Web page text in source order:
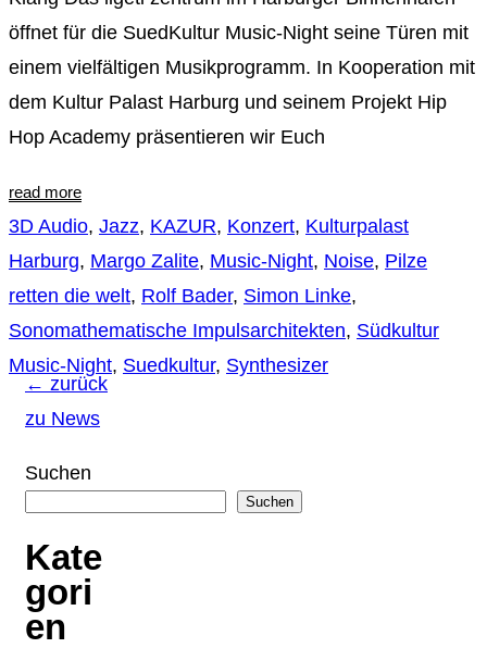
öffnet für die SuedKultur Music-Night seine Türen mit
einem vielfältigen Musikprogramm. In Kooperation mit
dem Kultur Palast Harburg und seinem Projekt Hip
Hop Academy präsentieren wir Euch
read more
3D Audio, Jazz, KAZUR, Konzert, Kulturpalast
Harburg, Margo Zalite, Music-Night, Noise, Pilze
retten die welt, Rolf Bader, Simon Linke,
Sonomathematische Impulsarchitekten, Südkultur
Music-Night, Suedkultur, Synthesizer
← zurück
zu News
Suchen
Suchen
Kate
gori
en